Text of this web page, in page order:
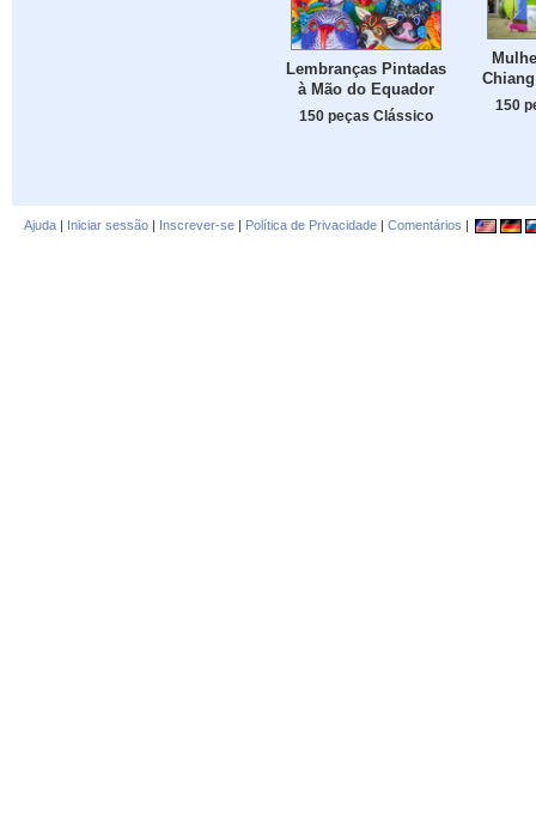
Lembranças Pintadas
à Mão do Equador
150 peças Clássico
150
Ajuda | Iniciar sessão | Inscrever-se | Política de Privacidade | Comentários |